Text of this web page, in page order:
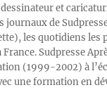
et
journaux de
les quotidiens les
France. Sudpresse
(1999-2002) à
une formation en